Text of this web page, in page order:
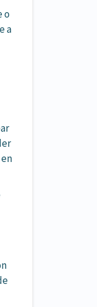
o
a